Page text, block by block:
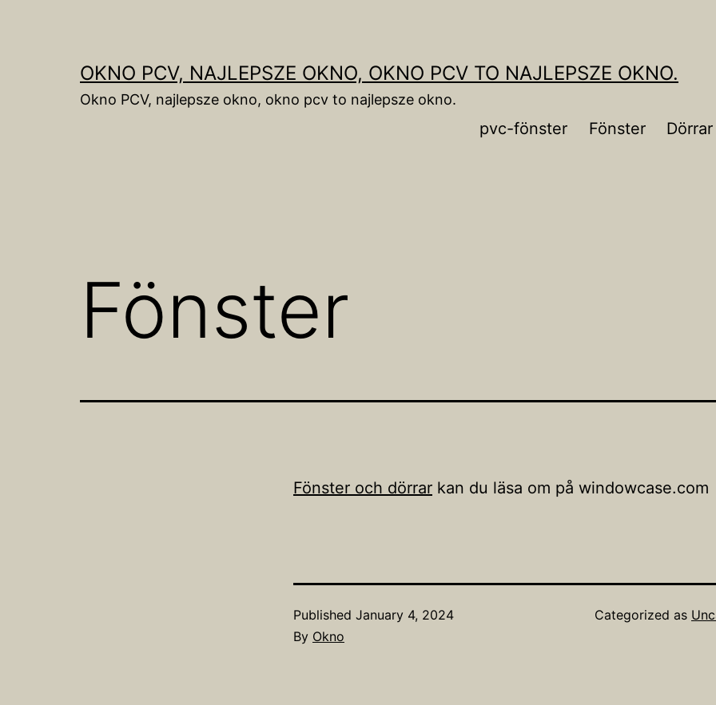
OKNO PCV, NAJLEPSZE OKNO, OKNO PCV TO NAJLEPSZE OKNO.
Okno PCV, najlepsze okno, okno pcv to najlepsze okno.
pvc-fönster Fönster Dörrar
Fönster
Fönster och dörrar kan du läsa om på windowcase.com
Published January 4, 2024
By Okno
Categorized as